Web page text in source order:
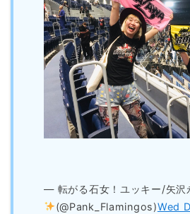
— 転がる石女！ユッキー/矢沢
(@Pank_Flamingos)Wed